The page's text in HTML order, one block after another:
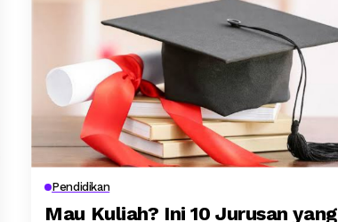
Pendidikan
Mau Kuliah? Ini 10 Jurusan yang